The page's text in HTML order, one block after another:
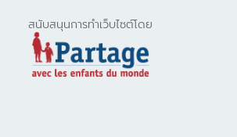
สนับสนุนการทำเว็บไซต์โดย